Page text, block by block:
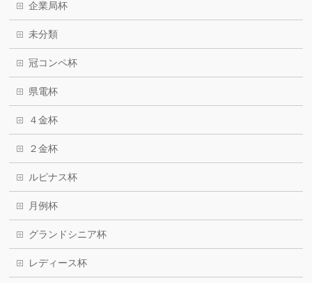
企業局杯
未分類
冠コンペ杯
県電杯
４金杯
２金杯
ルピナス杯
月例杯
グランドシニア杯
レディース杯